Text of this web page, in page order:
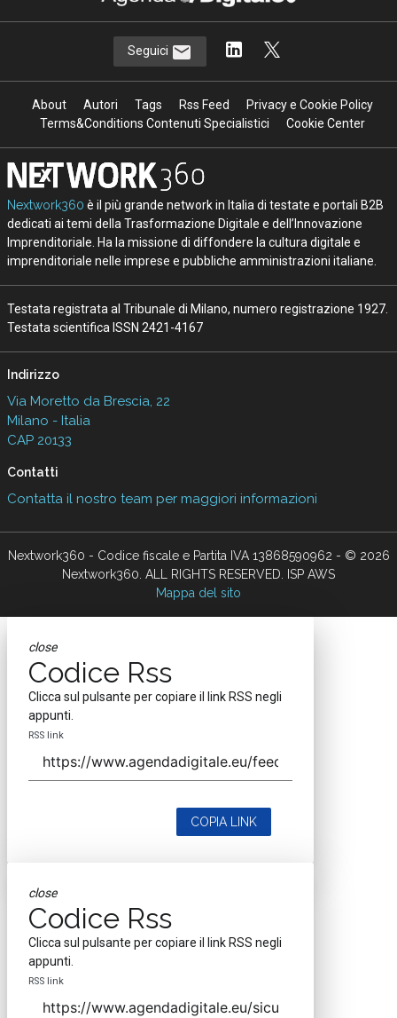
Seguici
About Autori Tags Rss Feed
Privacy e Cookie Policy
Terms&Conditions Contenuti Specialistici
Cookie Center
Nextwork360 è il più grande network in Italia di testate e portali B2B
dedicati ai temi della Trasformazione Digitale e dell’Innovazione
Imprenditoriale. Ha la missione di diffondere la cultura digitale e
imprenditoriale nelle imprese e pubbliche amministrazioni italiane.
Testata registrata al Tribunale di Milano, numero registrazione 1927.
Testata scientifica ISSN 2421-4167
Indirizzo
Via Moretto da Brescia, 22
Milano - Italia
CAP 20133
Contatti
Contatta il nostro team per maggiori informazioni
Nextwork360 - Codice fiscale e Partita IVA 13868590962 - © 2026
Nextwork360. ALL RIGHTS RESERVED. ISP AWS
Mappa del sito
close
Codice Rss
Clicca sul pulsante per copiare il link RSS negli
appunti.
RSS link
COPIA LINK
close
Codice Rss
Clicca sul pulsante per copiare il link RSS negli
appunti.
RSS link